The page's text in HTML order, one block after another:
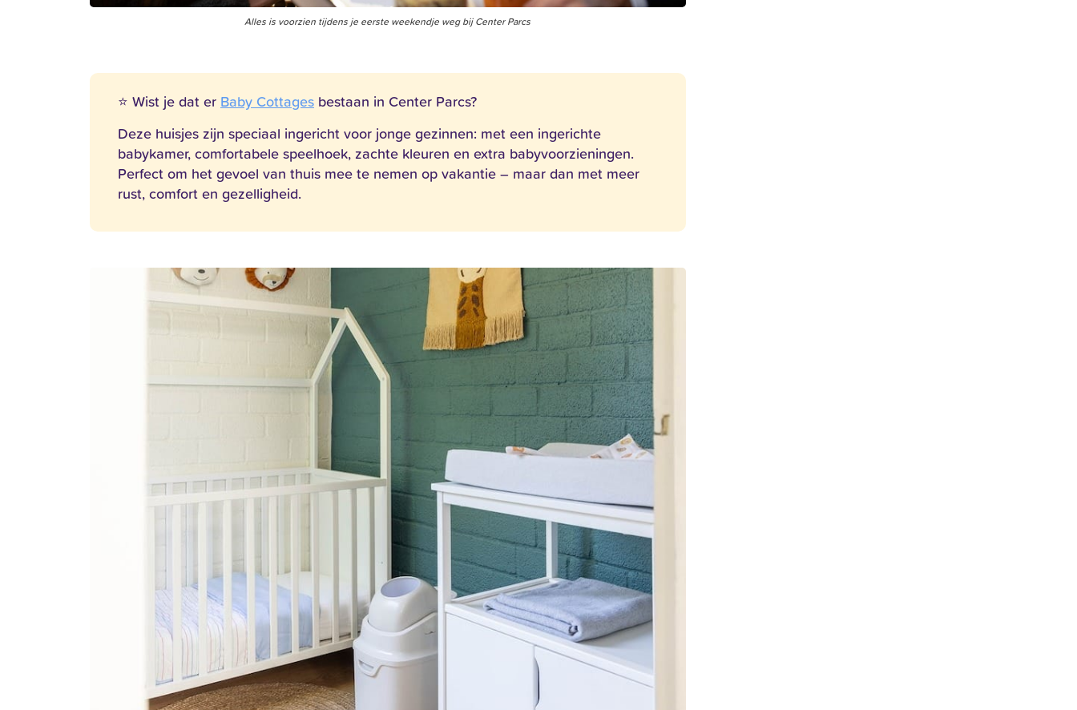
Alles is voorzien tijdens je eerste weekendje weg bij Center Parcs
⭐ Wist je dat erBaby Cottages bestaan in Center Parcs?
Deze huisjes zijn speciaal ingericht voor jonge gezinnen: met een ingerichte
babykamer, comfortabele speelhoek, zachte kleuren en extra babyvoorzieningen.
Perfect om het gevoel van thuis mee te nemen op vakantie – maar dan met meer
rust, comfort en gezelligheid.